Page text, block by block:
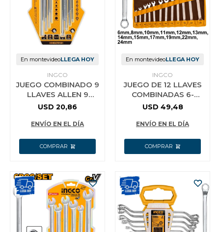
En montevideoLLEGA HOY
INGCO
JUEGO COMBINADO 9
LLAVES ALLEN 9
LLAVES TORX INGCO
USD 20,86
ENVÍO EN EL DÍA
En montevideoLLEGA HOY
INGCO
JUEGO DE 12 LLAVES
COMBINADAS 6-
24MM HKSPA1142
USD 49,48
ENVÍO EN EL DÍA
Jardín y Aire Libre
Mascotas
Bazar
Juguetes y artículos para bebé
Ferretería
Vestimenta y calzado